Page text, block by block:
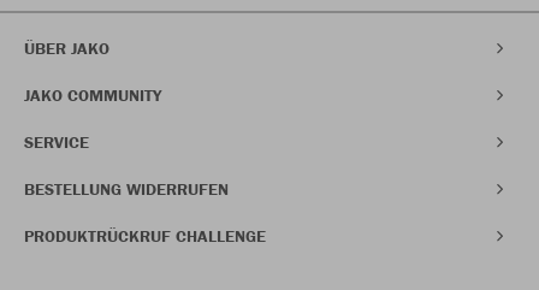
ÜBER JAKO
JAKO COMMUNITY
SERVICE
BESTELLUNG WIDERRUFEN
PRODUKTRÜCKRUF CHALLENGE